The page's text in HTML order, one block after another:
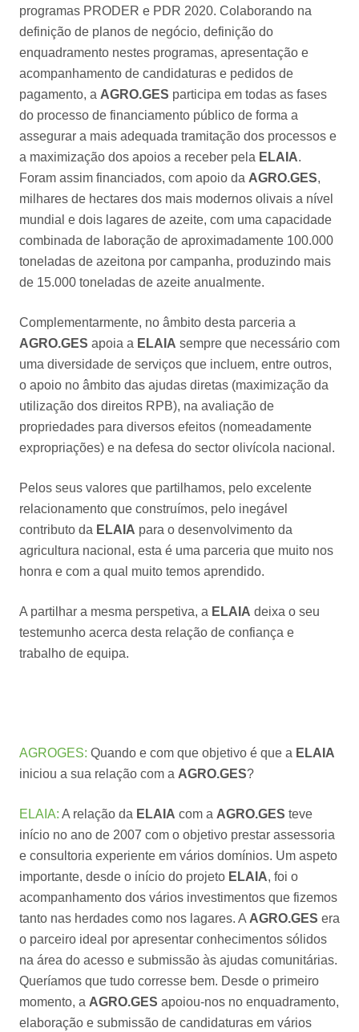
programas PRODER e PDR 2020. Colaborando na
definição de planos de negócio, definição do
enquadramento nestes programas, apresentação e
acompanhamento de candidaturas e pedidos de
pagamento, a AGRO.GES participa em todas as fases
do processo de financiamento público de forma a
assegurar a mais adequada tramitação dos processos e
a maximização dos apoios a receber pela ELAIA.
Foram assim financiados, com apoio da AGRO.GES,
milhares de hectares dos mais modernos olivais a nível
mundial e dois lagares de azeite, com uma capacidade
combinada de laboração de aproximadamente 100.000
toneladas de azeitona por campanha, produzindo mais
de 15.000 toneladas de azeite anualmente.
Complementarmente, no âmbito desta parceria a
AGRO.GES apoia a ELAIA sempre que necessário com
uma diversidade de serviços que incluem, entre outros,
o apoio no âmbito das ajudas diretas (maximização da
utilização dos direitos RPB), na avaliação de
propriedades para diversos efeitos (nomeadamente
expropriações) e na defesa do sector olivícola nacional.
Pelos seus valores que partilhamos, pelo excelente
relacionamento que construímos, pelo inegável
contributo da ELAIA para o desenvolvimento da
agricultura nacional, esta é uma parceria que muito nos
honra e com a qual muito temos aprendido.
A partilhar a mesma perspetiva, a ELAIA deixa o seu
testemunho acerca desta relação de confiança e
trabalho de equipa.
AGROGES: Quando e com que objetivo é que a ELAIA
iniciou a sua relação com a AGRO.GES?
ELAIA: A relação da ELAIA com a AGRO.GES teve
início no ano de 2007 com o objetivo prestar assessoria
e consultoria experiente em vários domínios. Um aspeto
importante, desde o início do projeto ELAIA, foi o
acompanhamento dos vários investimentos que fizemos
tanto nas herdades como nos lagares. A AGRO.GES era
o parceiro ideal por apresentar conhecimentos sólidos
na área do acesso e submissão às ajudas comunitárias.
Queríamos que tudo corresse bem. Desde o primeiro
momento, a AGRO.GES apoiou-nos no enquadramento,
elaboração e submissão de candidaturas em vários